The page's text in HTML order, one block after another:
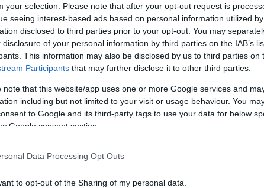
your selection. Please note that after your opt-out request is
seeing interest-based ads based on personal information utilized
disclosed to third parties prior to your opt-out. You may
disclosure of your personal information by third parties on the IAB’s
This information may also be disclosed by us to third parties on
Participants that may further disclose it to other third parties.
note that this website/app uses one or more Google services and
including but not limited to your visit or usage behaviour. You
to Google and its third-party tags to use your data for below
Google consent section.
Data Processing Opt Outs
to opt-out of the Sharing of my personal data.
elleni rangadót megelőzően az Old Trafford
előtt hagyta el a pályát, a pálya szélén pedig a
A két játékos megölelte egymást és váltottak néhány
felé.
sikereihez, akkor biztos, hogy a brazil középpályás
YouTube-on is!
AndroidraésiOS-re!
a ManUtdFanatics.hu működését!